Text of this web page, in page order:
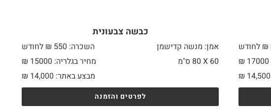
₪ 14,500
כבשה צבעונית
אמן: מנשה קדישמן
השכרה: 550 ₪ לחודש
60 X
מחיר בגלריה: 15000 ₪
מבצע באתר:
₪ 14,000
לפרטים והזמנה